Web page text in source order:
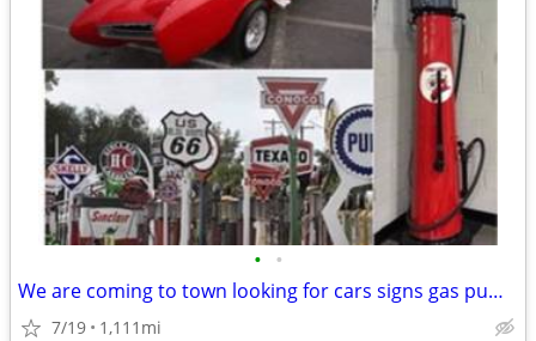
• •
We are coming to town looking for cars signs gas pumps buy sell trade
7/19 1,111mi